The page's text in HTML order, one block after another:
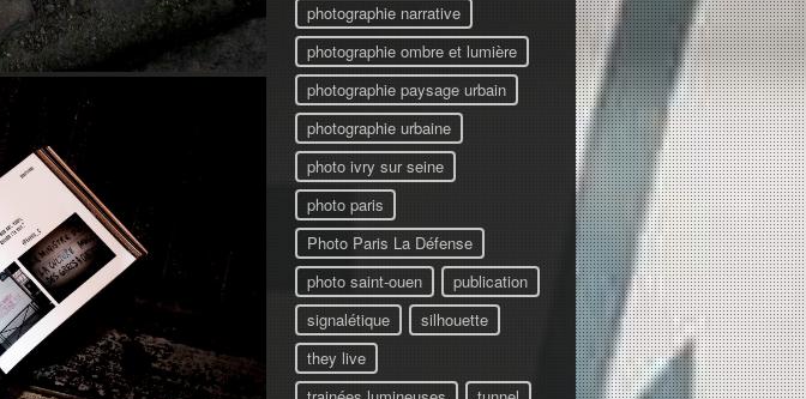
photographie narrative
photographie ombre et lumière
photographie paysage urbain
photographie urbaine
photo ivry sur seine
photo paris
Photo Paris La Défense
photo saint-ouen
publication
signalétique
silhouette
they live